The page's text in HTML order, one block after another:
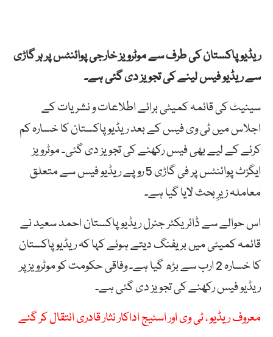
ریڈیو پاکستان کی طرف سے موٹرویز خارجی پوائنٹس پر ہر گاڑی
سے ریڈیو فیس لینے کی تجویز دی گئی ہے۔
سینیٹ کی قائمہ کمیٹی برائے اطلاعات و نشریات کے
اجلاس میں ٹی وی فیس کے بعد ریڈیو پاکستان کا خسارہ کم
کرنے کے لیے بھی فیس رکھنے کی تجویز دی گئی۔ موٹرویز
ایگزٹ پوائنٹس پر فی گاڑی 5 روپے ریڈیو فیس سے متعلق
معاملہ زیرِ بحث لایا گیا ہے۔
اس حوالے سے ڈائریکٹر جنرل ریڈیو پاکستان احمد سعید نے
قائمہ کمیٹی میں بریفنگ دیتے ہوئے کہا کہ ریڈیو پاکستان
کا خسارہ 2 ارب سے بڑھ گیا ہے۔ وفاقی حکومت کو موٹرویز پر
ریڈیو فیس رکھنے کی تجویز دی گئی ہے۔
معروف ریڈیو ، ٹی وی اور اسٹیج اداکار نثار قادری انتقال کر گئے